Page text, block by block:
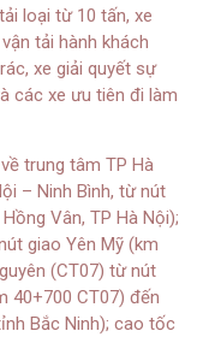
loại từ 10 tấn, xe
tải hành khách
xe giải quyết sự
các xe ưu tiên đi làm
trung tâm TP Hà
– Ninh Bình, từ nút
Vân, TP Hà Nội);
giao Yên Mỹ (km
(CT07) từ nút
40+700 CT07) đến
Bắc Ninh); cao tốc